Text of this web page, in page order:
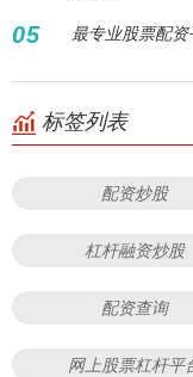
05 最专业股票配
标签列表
配资炒股
杠杆融资炒股
配资查询
网上股票杠杆平